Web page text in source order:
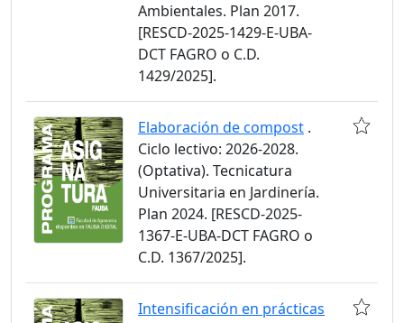
Ambientales. Plan 2017.
[RESCD-2025-1429-E-UBA-
DCT FAGRO o C.D.
1429/2025].
Elaboración de compost .
Ciclo lectivo: 2026-2028.
(Optativa). Tecnicatura
Universitaria en Jardinería.
Plan 2024. [RESCD-2025-
1367-E-UBA-DCT FAGRO o
C.D. 1367/2025].
Intensificación en prácticas